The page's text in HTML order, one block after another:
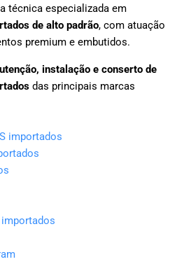
técnica especializada em
de alto padrão, com atuação
premium e embutidos.
instalação e conserto de
das principais marcas
importados